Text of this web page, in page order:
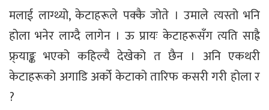
मलाई लाग्थ्यो, केटाहरूले पक्कै जोते । उमाले त्यस्तो भनि
होला भनेर लाग्दै लागेन । ऊ प्रायः केटाहरूसँग त्यति साह्रै
फ्र्याङ्क भएको कहिल्यै देखेको त छैन । अनि एकथरी
केटाहरूको अगाडि अर्को केटाको तारिफ कसरी गरी होला र
?